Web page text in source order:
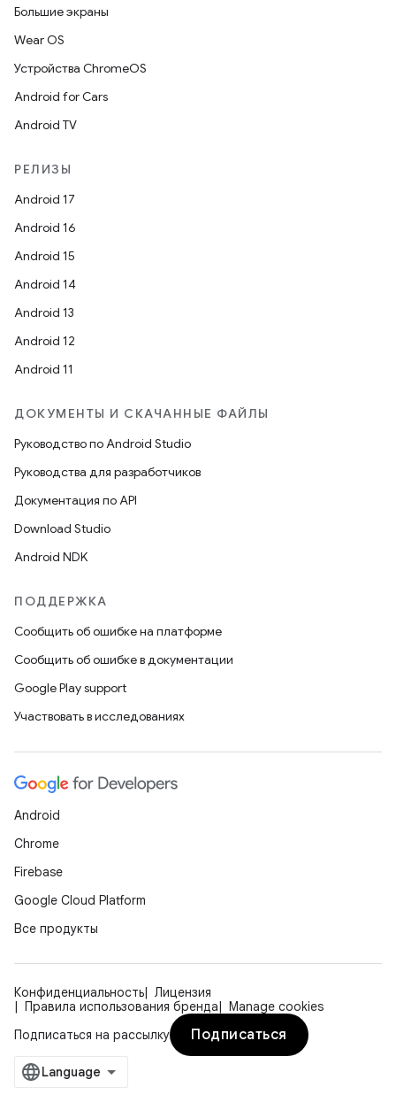
Большие экраны
Wear OS
Устройства ChromeOS
Android for Cars
Android TV
РЕЛИЗЫ
Android 17
Android 16
Android 15
Android 14
Android 13
Android 12
Android 11
ДОКУМЕНТЫ И СКАЧАННЫЕ ФАЙЛЫ
Руководство по Android Studio
Руководства для разработчиков
Документация по API
Download Studio
Android NDK
ПОДДЕРЖКА
Сообщить об ошибке на платформе
Сообщить об ошибке в документации
Google Play support
Участвовать в исследованиях
Android
Chrome
Firebase
Google Cloud Platform
Все продукты
Конфиденциальность
Лицензия
Правила использования бренда
Manage cookies
Подписаться на рассылку
Подписаться